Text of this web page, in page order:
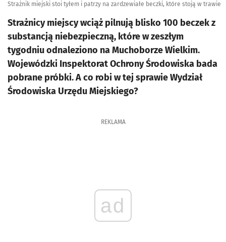
Strażnik miejski stoi tyłem i patrzy na zardzewiałe beczki, które stoją w trawie
Strażnicy miejscy wciąż pilnują blisko 100 beczek z
substancją niebezpieczną, które w zeszłym
tygodniu odnaleziono na Muchoborze Wielkim.
Wojewódzki Inspektorat Ochrony Środowiska bada
pobrane próbki. A co robi w tej sprawie Wydział
Środowiska Urzędu Miejskiego?
REKLAMA
ad